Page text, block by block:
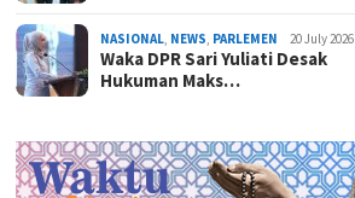
NASIONAL NEWS PARLEMEN 20 July 2026
Waka DPR Sari Yuliati Desak
Hukuman Maks…